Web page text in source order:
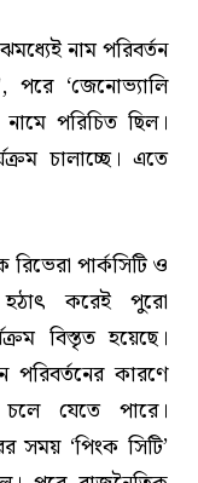
নাম পরিবর্তন
পরে ‘জেনোভ্যালি
পরিচিত ছিল।
চালাচ্ছে। এতে
পার্কসিটি ও
করেই পুরো
বিস্তৃত হয়েছে।
কারণে
চলে যেতে পারে।
সময় ‘পিংক সিটি’